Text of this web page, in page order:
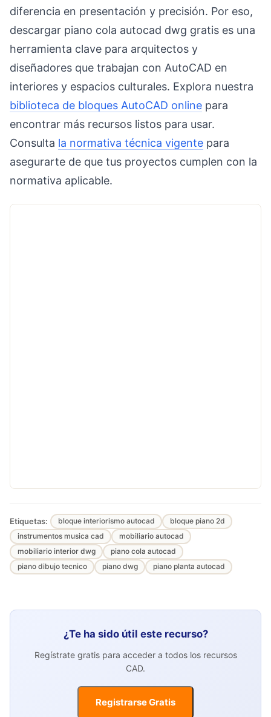
diferencia en presentación y precisión. Por eso,
descargar piano cola autocad dwg gratis es una
herramienta clave para arquitectos y
diseñadores que trabajan con AutoCAD en
interiores y espacios culturales. Explora nuestra
biblioteca de bloques AutoCAD online para
encontrar más recursos listos para usar.
Consulta la normativa técnica vigente para
asegurarte de que tus proyectos cumplen con la
normativa aplicable.
Etiquetas: bloque interiorismo autocad
bloque piano 2d
instrumentos musica cad
mobiliario autocad
mobiliario interior dwg
piano cola autocad
piano dibujo tecnico
piano dwg piano planta autocad
¿Te ha sido útil este recurso?
Regístrate gratis para acceder a todos los recursos
CAD.
Registrarse Gratis